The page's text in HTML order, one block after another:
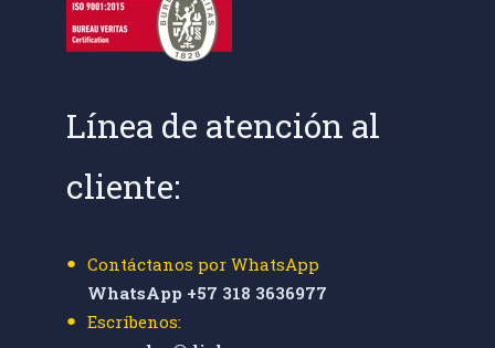
Línea de atención al
cliente:
Contáctanos por WhatsApp
WhatsApp +57 318 3636977
Escríbenos: